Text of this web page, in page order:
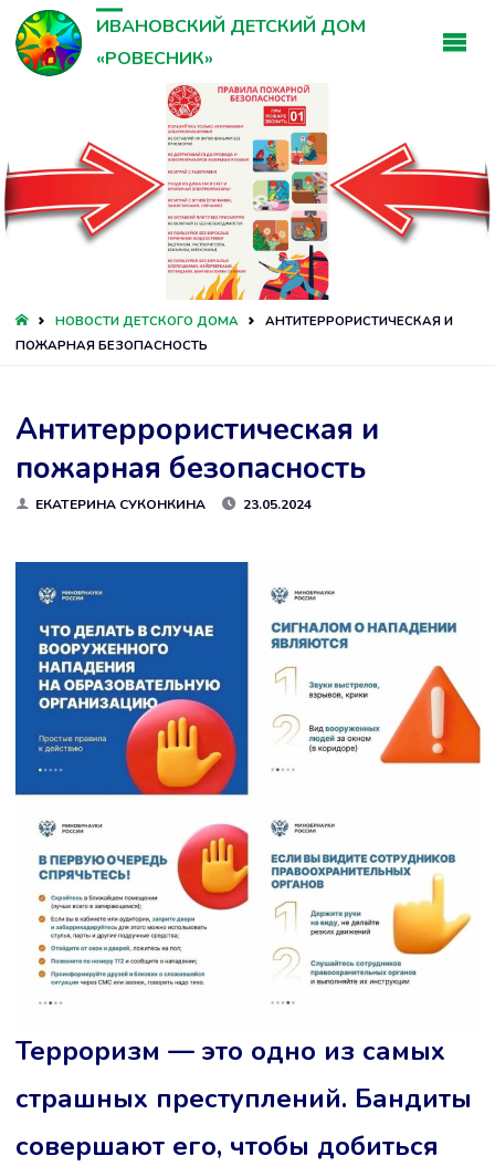
ИВАНОВСКИЙ ДЕТСКИЙ ДОМ
«РОВЕСНИК»
ГЛАВНАЯ
НОВОСТИ ДЕТСКОГО ДОМА
АНТИТЕРРОРИСТИЧЕСКАЯ И
ПОЖАРНАЯ БЕЗОПАСНОСТЬ
Антитеррористическая и
пожарная безопасность
ЕКАТЕРИНА СУКОНКИНА 23.05.2024
Терроризм — это одно из самых
страшных преступлений. Бандиты
совершают его, чтобы добиться